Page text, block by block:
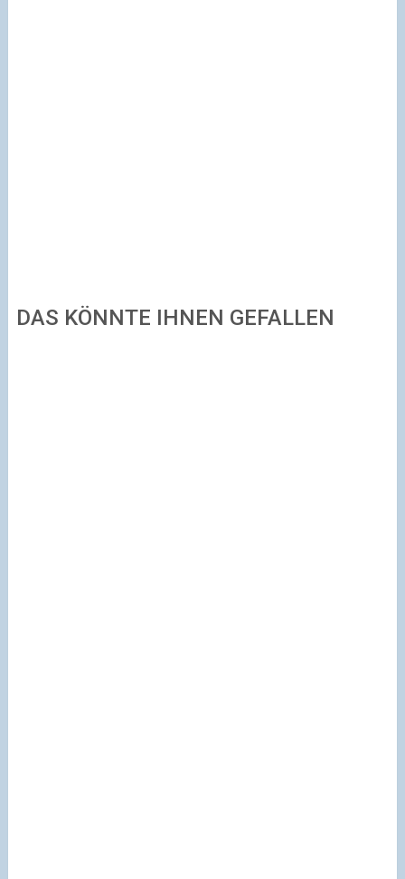
DAS KÖNNTE IHNEN GEFALLEN